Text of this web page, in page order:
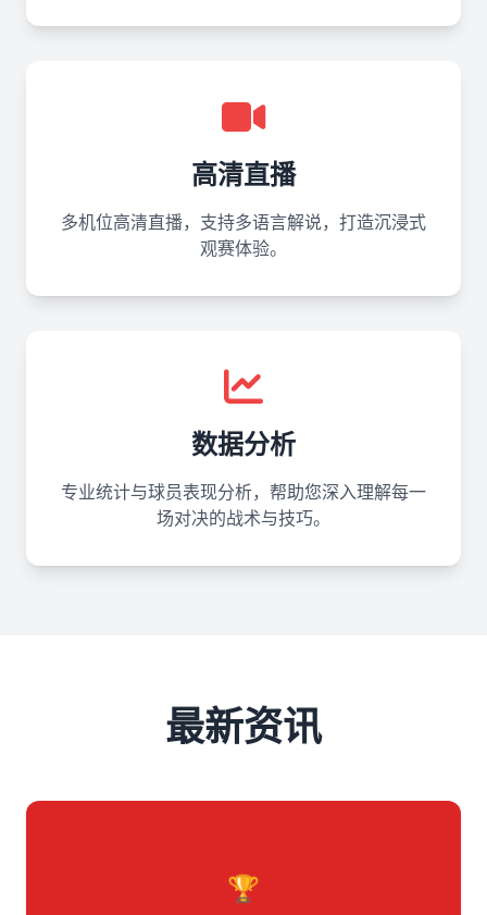
高清直播
多机位高清直播，支持多语言解说，打造沉浸式
观赛体验。
数据分析
专业统计与球员表现分析，帮助您深入理解每一
场对决的战术与技巧。
最新资讯
🏆